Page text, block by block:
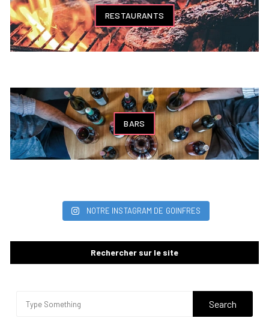
RESTAURANTS
BARS
NOTRE INSTAGRAM DE GOINFRES
Rechercher sur le site